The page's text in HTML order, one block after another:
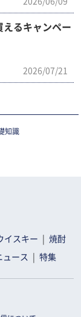
えるキャンペー
2026/07/21
知識
イスキー 焼酎
ュース 特集